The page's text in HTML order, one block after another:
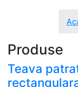
Produse
Teava